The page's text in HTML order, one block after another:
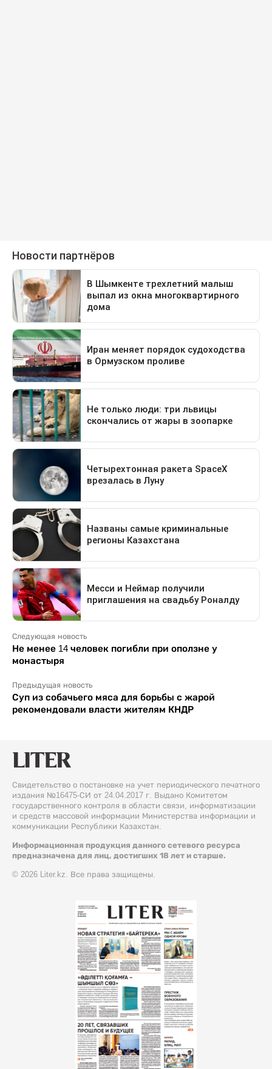
Следующая новость
Не менее 14 человек погибли при оползне у
монастыря
Предыдущая новость
Суп из собачьего мяса для борьбы с жарой
рекомендовали власти жителям КНДР
Свидетельство о постановке на учет периодического печатного
издания №16475-СИ от 24.04.2017 г. Выдано Комитетом
государственного контроля в области связи, информатизации
и средств массовой информации Министерства информации и
коммуникации Республики Казахстан.
Информационная продукция данного сетевого ресурса
предназначена для лиц, достигших 18 лет и старше.
© 2026 Liter.kz. Все права защищены.